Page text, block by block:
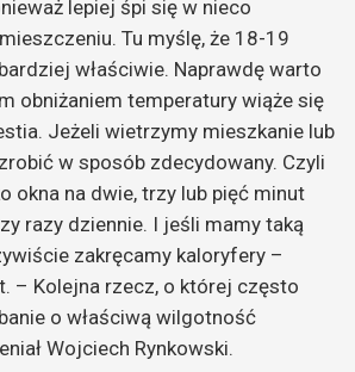
lepiej śpi się w nieco
Tu myślę, że 18-19
właściwie. Naprawdę warto
obniżaniem temperatury wiąże się
Jeżeli wietrzymy mieszkanie lub
w sposób zdecydowany. Czyli
okna na dwie, trzy lub pięć minut
razy dziennie. I jeśli mamy taką
zakręcamy kaloryfery –
– Kolejna rzecz, o której często
o właściwą wilgotność
Wojciech Rynkowski.